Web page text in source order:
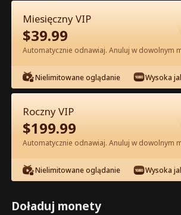
Odcinek 44 - Pocałuj Mnie
Ostatni Pełna Wersja Filmu
0-49 50-90
44 45 46 47
Miesięczny VIP
$39.99
Automatycznie odnawiaj. Anuluj w dowolnym
Nielimitowane oglądanie Wysoka
Roczny VIP
$199.99
Automatycznie odnawiaj. Anuluj w dowolnym
Nielimitowane oglądanie Wysoka
Doładuj monety